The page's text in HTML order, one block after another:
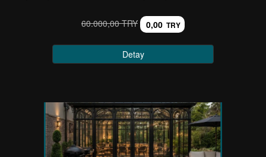
60.000,00 TRY 0,00 TRY
Detay